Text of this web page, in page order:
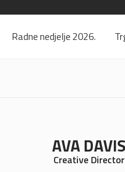
Radne nedjelje 2026.
AVA DAVIS
Creative Director